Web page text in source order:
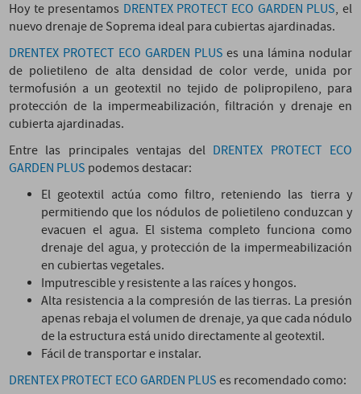
Hoy te presentamos DRENTEX PROTECT ECO GARDEN PLUS, el
nuevo drenaje de Soprema ideal para cubiertas ajardinadas.
DRENTEX PROTECT ECO GARDEN PLUS es una lámina nodular
de polietileno de alta densidad de color verde, unida por
termofusión a un geotextil no tejido de polipropileno, para
protección de la impermeabilización, filtración y drenaje en
cubierta ajardinadas.
Entre las principales ventajas del DRENTEX PROTECT ECO
GARDEN PLUS podemos destacar:
El geotextil actúa como filtro, reteniendo las tierra y
permitiendo que los nódulos de polietileno conduzcan y
evacuen el agua. El sistema completo funciona como
drenaje del agua, y protección de la impermeabilización
en cubiertas vegetales.
Imputrescible y resistente a las raíces y hongos.
Alta resistencia a la compresión de las tierras. La presión
apenas rebaja el volumen de drenaje, ya que cada nódulo
de la estructura está unido directamente al geotextil.
Fácil de transportar e instalar.
DRENTEX PROTECT ECO GARDEN PLUSes recomendado como: